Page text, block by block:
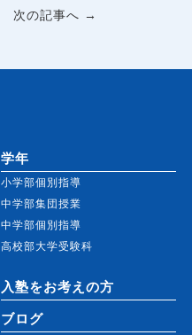
次の記事へ →
学年
小学部個別指導
中学部集団授業
中学部個別指導
高校部大学受験科
入塾をお考えの方
ブログ